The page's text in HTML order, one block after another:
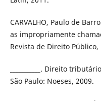
CARVALHO, Paulo de
as impropriamente
Revista de Direito
__________. Direito
São Paulo: Noeses, 2009.